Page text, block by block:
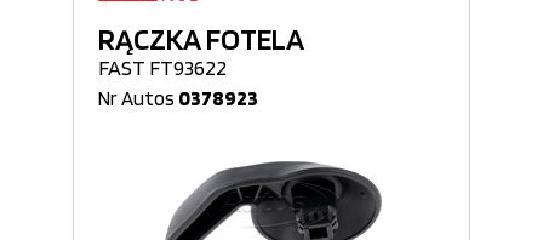
RĄCZKA FOTELA
FAST FT93622
Nr Autos 0378923